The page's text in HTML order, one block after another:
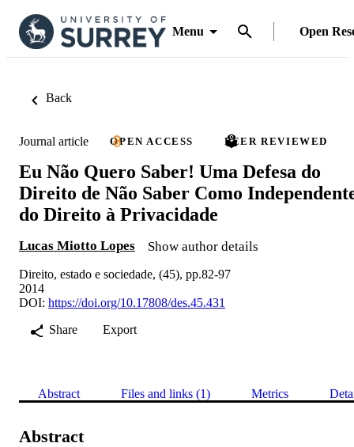
Menu Open
Back
Journal article OPEN ACCESS PEER REVIEWED
Eu Não Quero Saber! Uma Defesa do
Direito de Não Saber Como
do Direito à Privacidade
Lucas Miotto Lopes Show author details
Direito, estado e sociedade, (45), pp.82-97
2014
DOI: https://doi.org/10.17808/des.45.431
Share
Export
Abstract Files and links (1) Metrics
Abstract